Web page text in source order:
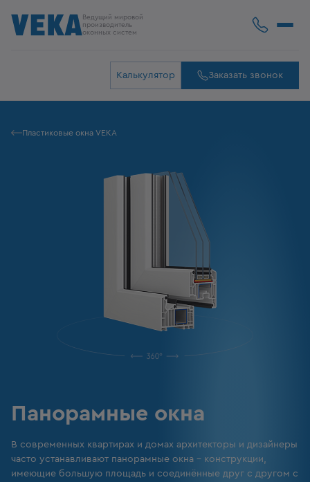
Ведущий мировой
производитель
оконных систем
Калькулятор Заказать звонок
Пластиковые окна VEKA
Панорамные окна
В современных квартирах и домах архитекторы и дизайнеры
часто устанавливают панорамные окна – конструкции,
имеющие большую площадь и соединённые друг с другом с